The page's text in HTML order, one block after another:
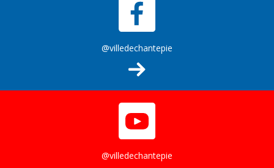
@villedechantepie
@villedechantepie